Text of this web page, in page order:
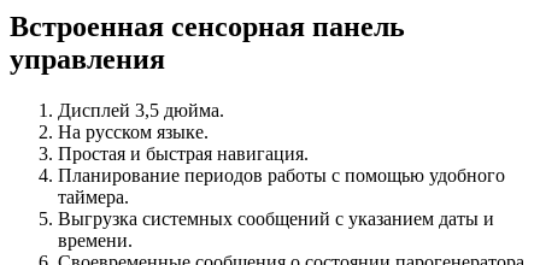
Встроенная сенсорная панель
управления
Дисплей 3,5 дюйма.
На русском языке.
Простая и быстрая навигация.
Планирование периодов работы с помощью удобного
таймера.
Выгрузка системных сообщений с указанием даты и
времени.